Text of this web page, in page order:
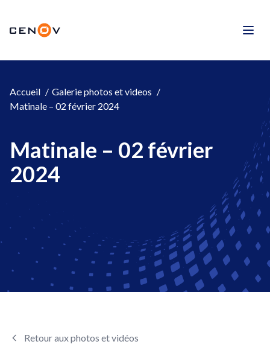
contenu
CENOV
Accueil
Galerie photos et videos
Matinale – 02 février 2024
Matinale – 02 février
2024
Retour aux photos et vidéos